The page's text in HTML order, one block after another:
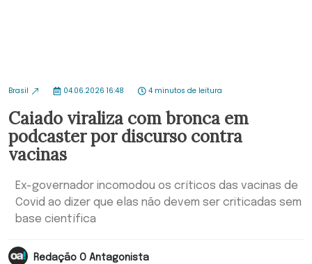
Brasil 04.06.2026 16:48 4 minutos de leitura
Caiado viraliza com bronca em
podcaster por discurso contra
vacinas
Ex-governador incomodou os críticos das vacinas de
Covid ao dizer que elas não devem ser criticadas sem
base científica
Redação O Antagonista